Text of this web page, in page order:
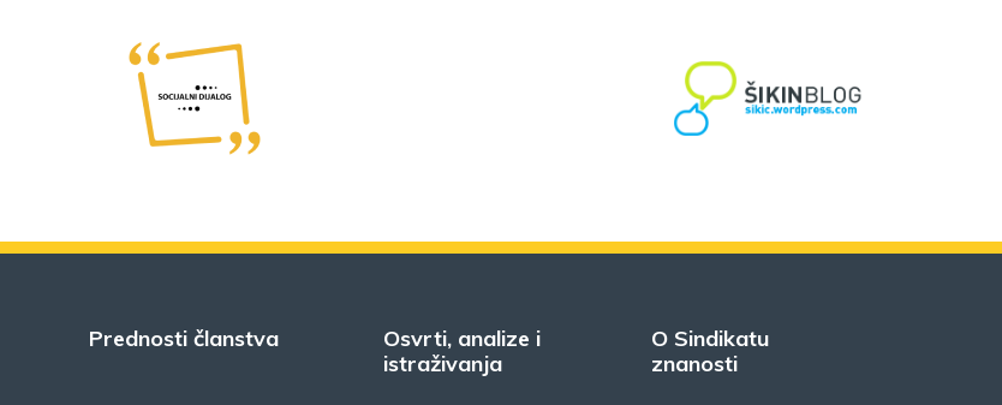
Prednosti članstva
Osvrti, analize i
istraživanja
O Sindikatu
znanosti